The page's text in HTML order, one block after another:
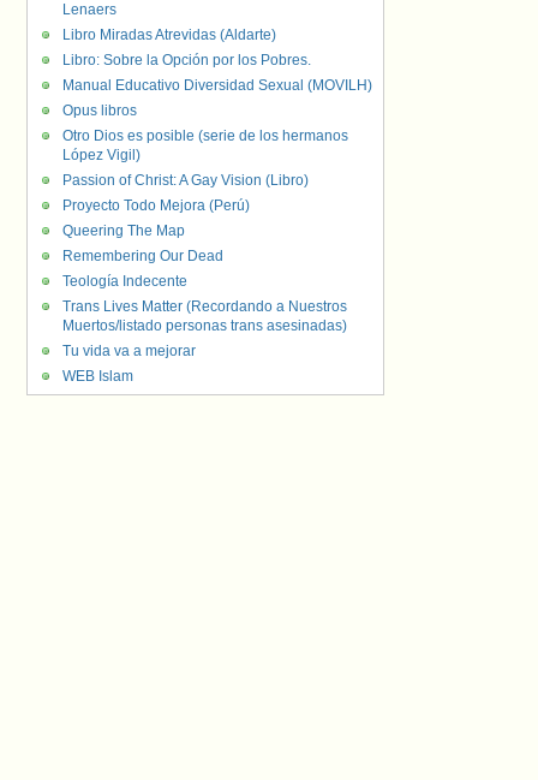
Lenaers
Libro Miradas Atrevidas (Aldarte)
Libro: Sobre la Opción por los Pobres.
Manual Educativo Diversidad Sexual (MOVILH)
Opus libros
Otro Dios es posible (serie de los hermanos
López Vigil)
Passion of Christ: A Gay Vision (Libro)
Proyecto Todo Mejora (Perú)
Queering The Map
Remembering Our Dead
Teología Indecente
Trans Lives Matter (Recordando a Nuestros
Muertos/listado personas trans asesinadas)
Tu vida va a mejorar
WEB Islam